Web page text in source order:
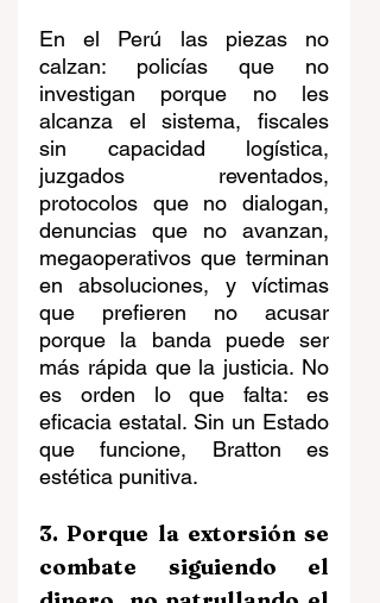
En el Perú las piezas no
calzan: policías que no
investigan porque no les
alcanza el sistema, fiscales
sin capacidad logística,
juzgados reventados,
protocolos que no dialogan,
denuncias que no avanzan,
megaoperativos que terminan
en absoluciones, y víctimas
que prefieren no acusar
porque la banda puede ser
más rápida que la justicia. No
es orden lo que falta: es
eficacia estatal. Sin un Estado
que funcione, Bratton es
estética punitiva.
3. Porque la extorsión se
combate siguiendo el